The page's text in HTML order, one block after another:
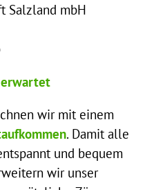
Salzland mbH
erwartet
wir mit einem
. Damit alle
und bequem
wir unser